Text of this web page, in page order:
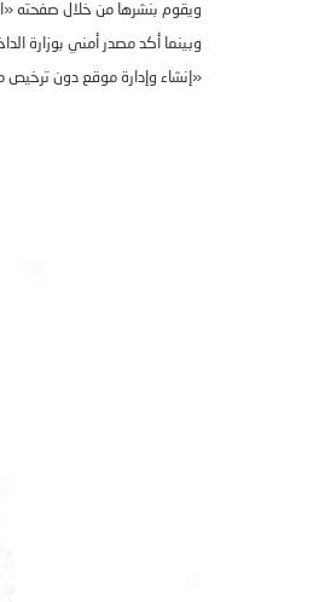
ويقوم بنشرها من خلال صفحته «
وبينما أكد مصدر أمني بوزارة
« إنشاء وإدارة موقع دون ترخيص